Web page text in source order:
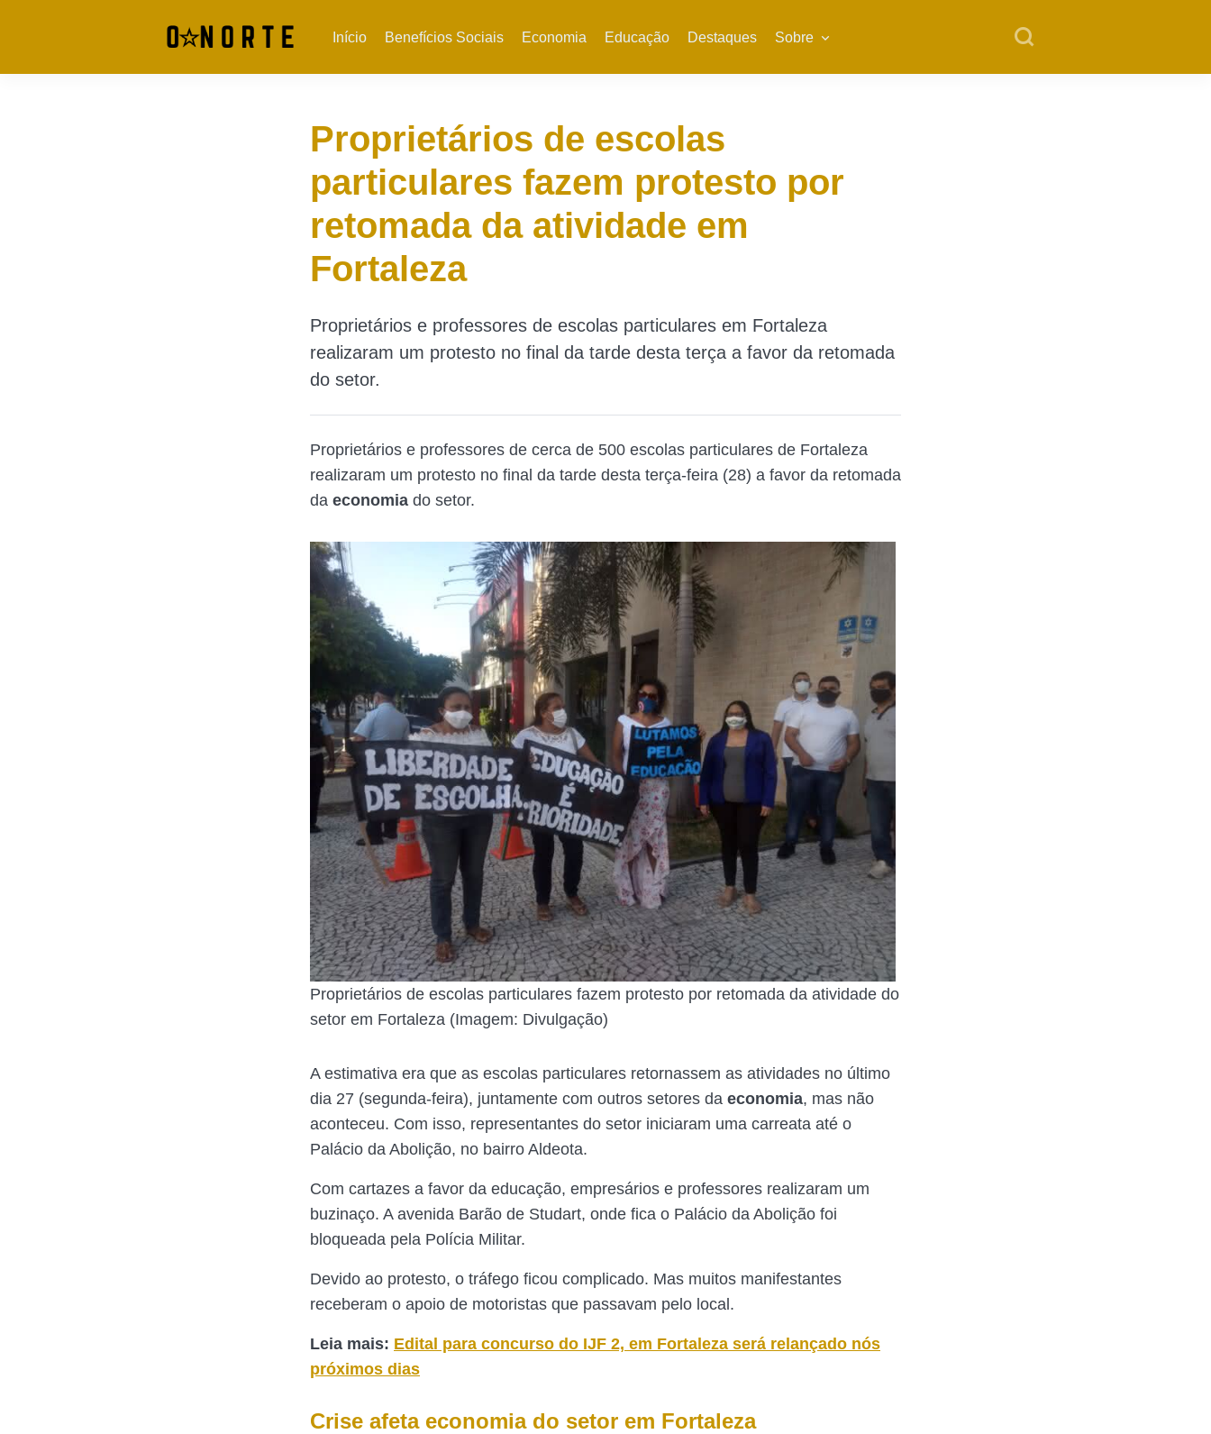
Início Benefícios Sociais Economia Educação Destaques Sobre
Proprietários de escolas
particulares fazem protesto por
retomada da atividade em
Fortaleza
Proprietários e professores de escolas particulares em Fortaleza
realizaram um protesto no final da tarde desta terça a favor da retomada
do setor.
Proprietários e professores de cerca de 500 escolas particulares de Fortaleza
realizaram um protesto no final da tarde desta terça-feira (28) a favor da retomada
da economia do setor.
Proprietários de escolas particulares fazem protesto por retomada da atividade do
setor em Fortaleza (Imagem: Divulgação)
A estimativa era que as escolas particulares retornassem as atividades no último
dia 27 (segunda-feira), juntamente com outros setores da economia, mas não
aconteceu. Com isso, representantes do setor iniciaram uma carreata até o
Palácio da Abolição, no bairro Aldeota.
Com cartazes a favor da educação, empresários e professores realizaram um
buzinaço. A avenida Barão de Studart, onde fica o Palácio da Abolição foi
bloqueada pela Polícia Militar.
Devido ao protesto, o tráfego ficou complicado. Mas muitos manifestantes
receberam o apoio de motoristas que passavam pelo local.
Leia mais: Edital para concurso do IJF 2, em Fortaleza será relançado nós
próximos dias
Crise afeta economia do setor em Fortaleza